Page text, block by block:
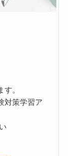
。
対策学習ア